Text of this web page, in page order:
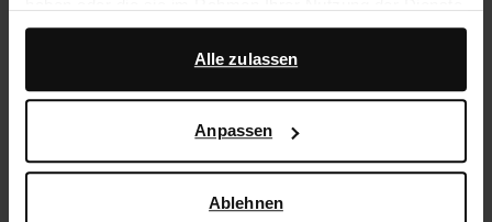
gesammelt haben.
Darüber hinaus arbeiten wir mit Google zu Werbe- und
darüber, wie Google Ihre personenbezogenen Daten
verwendet, finden Sie auf derSeite zur geschäftlichen
Alle zulassen
Anpassen
Ablehnen
Produktdetails
Lieferung & Rücksendung